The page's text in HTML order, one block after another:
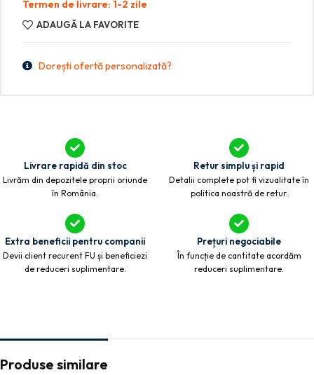
Termen de livrare: 1-2 zile
ADAUGĂ LA FAVORITE
Dorești ofertă personalizată?
Livrare rapidă din stoc
Livrăm din depozitele proprii oriunde
în România.
Retur simplu și rapid
Detalii complete pot fi vizualitate în
politica noastră de retur.
Extra beneficii pentru companii
Devii client recurent FU și beneficiezi
de reduceri suplimentare.
Prețuri negociabile
În funcție de cantitate acordăm
reduceri suplimentare.
Produse similare